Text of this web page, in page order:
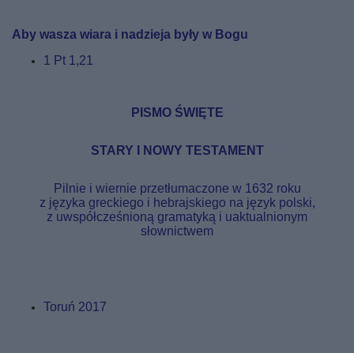
Aby wasza wiara i nadzieja były w Bogu
1 Pt 1,21
PISMO ŚWIĘTE
STARY I NOWY TESTAMENT
Pilnie i wiernie przetłumaczone w 1632 roku
z języka greckiego i hebrajskiego na język polski,
z uwspółcześnioną gramatyką i uaktualnionym
słownictwem
Toruń 2017